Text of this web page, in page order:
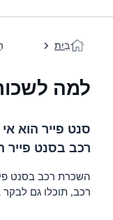
בַּיִת
למה
סנט פייר הוא
רכב בסנט פייר
השכרת רכב בסנט
רכב, תוכלו גם